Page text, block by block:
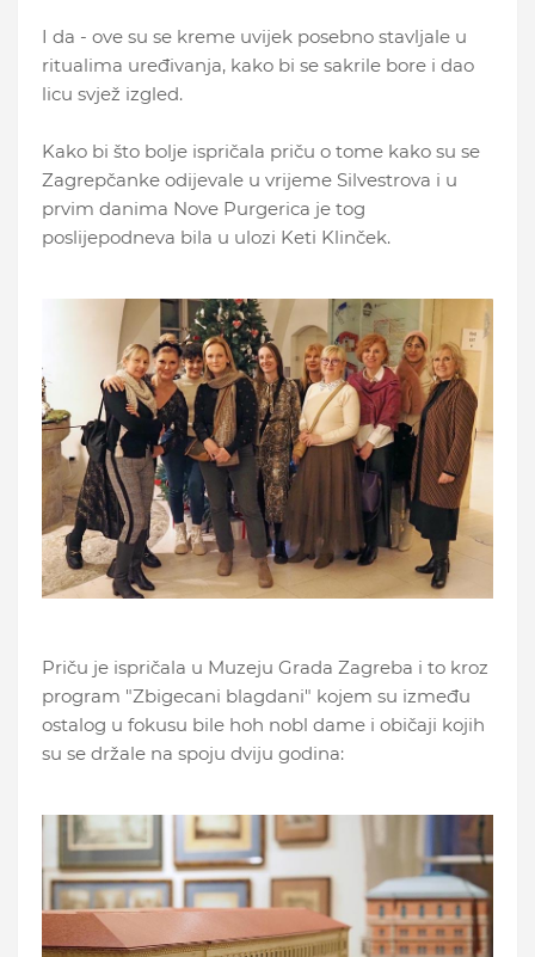
I da - ove su se kreme uvijek posebno stavljale u
ritualima uređivanja, kako bi se sakrile bore i dao
licu svjež izgled.
Kako bi što bolje ispričala priču o tome kako su se
Zagrepčanke odijevale u vrijeme Silvestrova i u
prvim danima Nove Purgerica je tog
poslijepodneva bila u ulozi Keti Klinček.
Priču je ispričala u Muzeju Grada Zagreba i to kroz
program "Zbigecani blagdani" kojem su između
ostalog u fokusu bile hoh nobl dame i običaji kojih
su se držale na spoju dviju godina: